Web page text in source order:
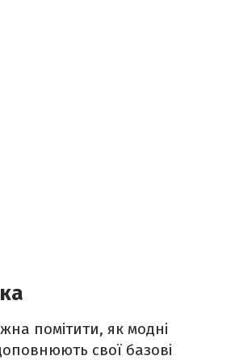
помітити, як модні
свої базові